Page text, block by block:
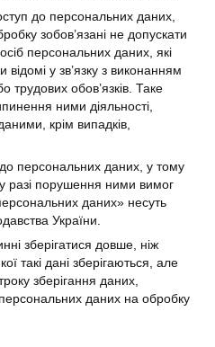
до персональних даних,
зобов’язані не допускати
персональних даних, які
відомі у зв’язку з виконанням
трудових обов’язків. Таке
ними діяльності,
крім випадків,
персональних даних, у тому
разі порушення ними вимог
даних» несуть
України.
зберігатися довше, ніж
такі дані зберігаються, але
зберігання даних,
даних на обробку